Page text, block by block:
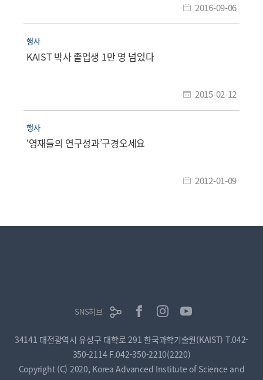
2016-09-06
행사
KAIST 박사 졸업생 1만 명 넘었다
2015-02-12
행사
‘영재들의 연구성과’구경오세요
2012-01-09
SNS허브
34141 대전광역시 유성구 대학로 291 한국과학기술원(KAIST) T.042-
350-2114 F.042-350-2210(2220)
Copyright (C) 2020, Korea Advanced Institute of Science and